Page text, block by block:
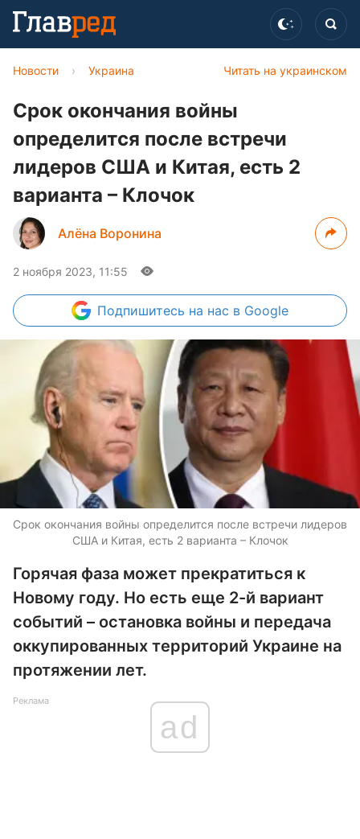
Читать на украинском
Новости › Украина
Срок окончания войны
определится после встречи
лидеров США и Китая, есть 2
варианта – Клочок
Алёна Воронина
2 ноября 2023, 11:55
Подпишитесь на нас в Google
Срок окончания войны определится после встречи лидеров
США и Китая, есть 2 варианта – Клочок
Горячая фаза может прекратиться к
Новому году. Но есть еще 2-й вариант
событий – остановка войны и передача
оккупированных территорий Украине на
протяжении лет.
Реклама
ad